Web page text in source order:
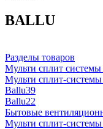
BALLU
Разделы товаров
Мульти сплит
Мульти сплит-
Ballu39
Ballu22
Бытовые
Мульти сплит-